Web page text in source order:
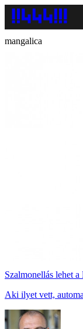
mangalica
Szalmonellás lehet
Aki ilyet vett,